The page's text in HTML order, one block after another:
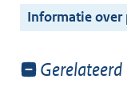
van:
Informatie over
Toon
Gerelateerd